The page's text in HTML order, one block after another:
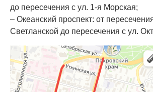
до пересечения с ул. 1-я Морская;
– Океанский проспект: от
Светланской до пересечения с ул.